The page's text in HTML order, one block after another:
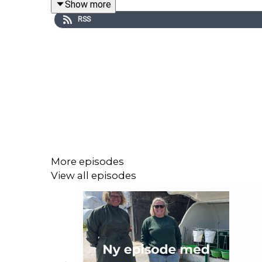
Episoden ledes av Peter Reppen‑Gjelseth, denne
🎧Hør episoden der du vanligvis lytter til podcast.
Show more
RSS
More episodes
View all episodes